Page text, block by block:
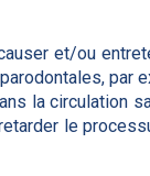
et/ou
par
la circulation
le